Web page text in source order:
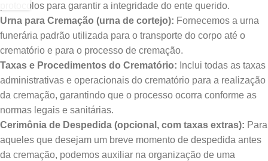
protocolos para garantir a integridade do ente querido.
Urna para Cremação (urna de cortejo): Fornecemos a urna
funerária padrão utilizada para o transporte do corpo até o
crematório e para o processo de cremação.
Taxas e Procedimentos do Crematório: Inclui todas as taxas
administrativas e operacionais do crematório para a realização
da cremação, garantindo que o processo ocorra conforme as
normas legais e sanitárias.
Cerimônia de Despedida (opcional, com taxas extras): Para
aqueles que desejam um breve momento de despedida antes
da cremação, podemos auxiliar na organização de uma